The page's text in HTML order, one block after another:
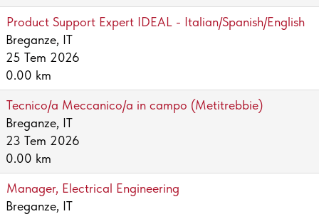
Product Support Expert IDEAL - Italian/Spanish/English
Breganze, IT
25 Tem 2026
0.00 km
Tecnico/a Meccanico/a in campo (Metitrebbie)
Breganze, IT
23 Tem 2026
0.00 km
Manager, Electrical Engineering
Breganze, IT